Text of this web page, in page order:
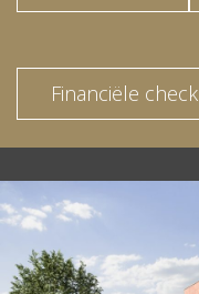
Financiële check